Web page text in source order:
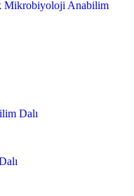
Mikrobiyoloji Anabilim
Dalı